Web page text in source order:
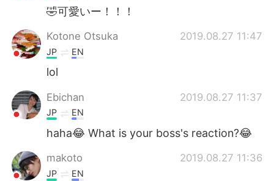
🤣可愛いー！！！
Kotone Otsuka 2019.08.27 11:47
JP EN
lol
Ebichan 2019.08.27 11:37
JP EN
haha😂 What is your boss's reaction?😂
makoto 2019.08.27 11:36
JP EN